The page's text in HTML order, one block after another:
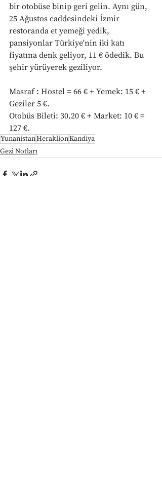
bir otobüse binip geri gelin. Aynı gün,
25 Ağustos caddesindeki İzmir
restoranda et yemeği yedik,
pansiyonlar Türkiye'nin iki katı
fiyatına denk geliyor, 11 € ödedik. Bu
şehir yürüyerek geziliyor.
Masraf : Hostel = 66 € + Yemek: 15 € +
Geziler 5 €.
Otobüs Bileti: 30.20 € + Market: 10 € =
127 €.
YunanistanHeraklionKandiya
Gezi Notları